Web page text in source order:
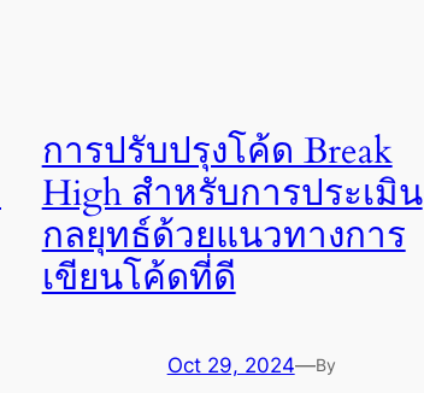
การปรับปรุงโค้ด Break
High สำหรับการประเมิน
กลยุทธ์ด้วยแนวทางการ
เขียนโค้ดที่ดี
Oct 29, 2024—By